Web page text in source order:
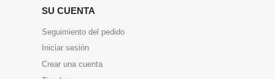
SU CUENTA
Seguimiento del pedido
Iniciar sesión
Crear una cuenta